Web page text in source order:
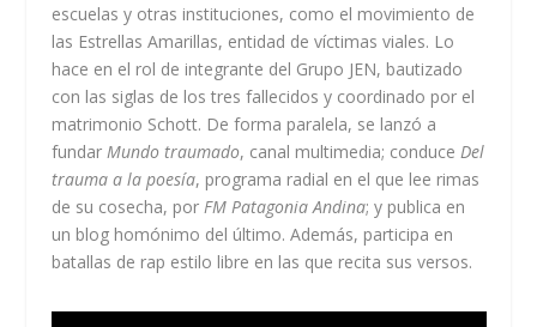
escuelas y otras instituciones, como el movimiento de
las Estrellas Amarillas, entidad de víctimas viales. Lo
hace en el rol de integrante del Grupo JEN, bautizado
con las siglas de los tres fallecidos y coordinado por el
matrimonio Schott. De forma paralela, se lanzó a
fundar Mundo traumado, canal multimedia; conduce Del
trauma a la poesía, programa radial en el que lee rimas
de su cosecha, por FM Patagonia Andina; y publica en
un blog homónimo del último. Además, participa en
batallas de rap estilo libre en las que recita sus versos.